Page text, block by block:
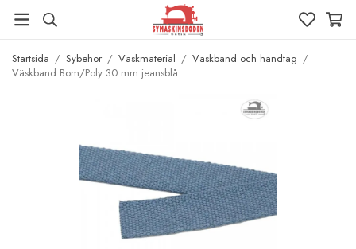
Startsida / Sybehör / Väskmaterial / Väskband och handtag /
Väskband Bom/Poly 30 mm jeansblå